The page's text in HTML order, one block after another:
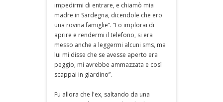
impedirmi di entrare, e chiamò mia
madre in Sardegna, dicendole che ero
una rovina famiglie”. “Lo implorai di
aprire e rendermi il telefono, si era
messo anche a leggermi alcuni sms, ma
lui mi disse che se avesse aperto era
peggio, mi avrebbe ammazzata e così
scappai in giardino”.
Fu allora che l'ex, saltando da una